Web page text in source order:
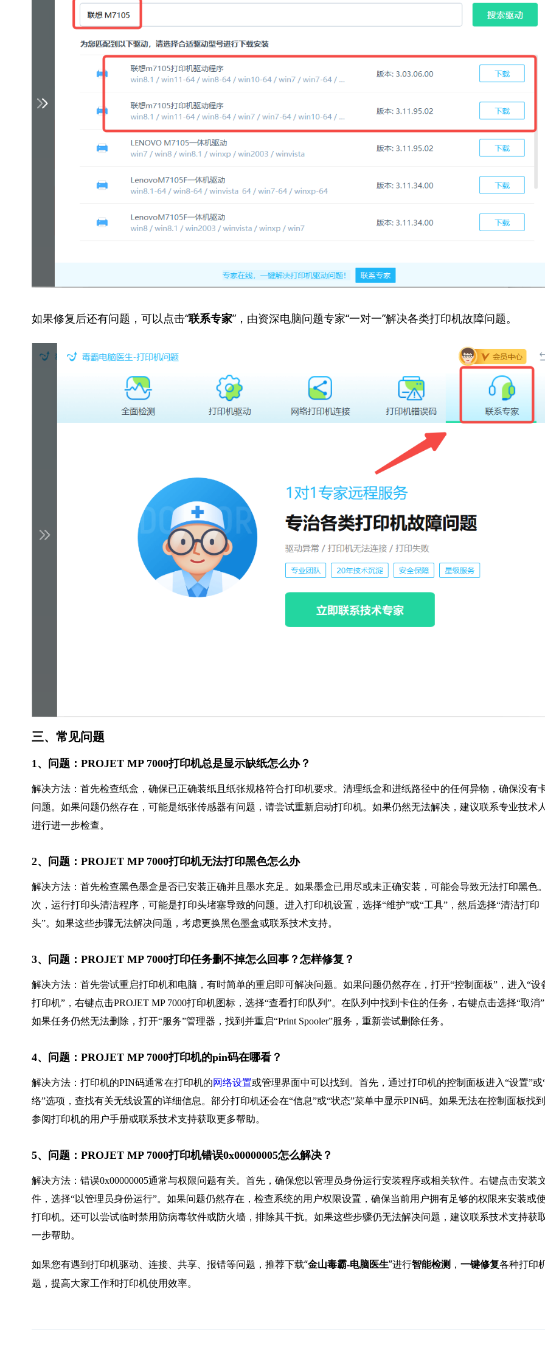
如果修复后还有问题，可以点击“联系专家”，由资深电脑问题专家“一对一”解决各类打印机故障问题。
三、常见问题
1、问题：PROJET MP 7000打印机总是显示缺纸怎么办？
解决方法：首先检查纸盒，确保已正确装纸且纸张规格符合打印机要求。清理纸盒和进纸路径中的任何异物，确保没有
问题。如果问题仍然存在，可能是纸张传感器有问题，请尝试重新启动打印机。如果仍然无法解决，建议联系专业技术
进行进一步检查。
2、问题：PROJET MP 7000打印机无法打印黑色怎么办
解决方法：首先检查黑色墨盒是否已安装正确并且墨水充足。如果墨盒已用尽或未正确安装，可能会导致无法打印黑色
次，运行打印头清洁程序，可能是打印头堵塞导致的问题。进入打印机设置，选择“维护”或“工具”，然后选择“清洁打印
头”。如果这些步骤无法解决问题，考虑更换黑色墨盒或联系技术支持。
3、问题：PROJET MP 7000打印任务删不掉怎么回事？怎样修复？
解决方法：首先尝试重启打印机和电脑，有时简单的重启即可解决问题。如果问题仍然存在，打开“控制面板”，进入“设
打印机”，右键点击PROJET MP 7000打印机图标，选择“查看打印队列”。在队列中找到卡住的任务，右键点击选择“取消
如果任务仍然无法删除，打开“服务”管理器，找到并重启“Print Spooler”服务，重新尝试删除任务。
4、问题：PROJET MP 7000打印机的pin码在哪看？
解决方法：打印机的PIN码通常在打印机的网络设置或管理界面中可以找到。首先，通过打印机的控制面板进入“设置”或
络”选项，查找有关无线设置的详细信息。部分打印机还会在“信息”或“状态”菜单中显示PIN码。如果无法在控制面板找
参阅打印机的用户手册或联系技术支持获取更多帮助。
5、问题：PROJET MP 7000打印机错误0x00000005怎么解决？
解决方法：错误0x00000005通常与权限问题有关。首先，确保您以管理员身份运行安装程序或相关软件。右键点击安装
件，选择“以管理员身份运行”。如果问题仍然存在，检查系统的用户权限设置，确保当前用户拥有足够的权限来安装或
打印机。还可以尝试临时禁用防病毒软件或防火墙，排除其干扰。如果这些步骤仍无法解决问题，建议联系技术支持获
一步帮助。
如果您有遇到打印机驱动、连接、共享、报错等问题，推荐下载“金山毒霸-电脑医生”进行智能检测 ， 一键修复各种打印
题，提高大家工作和打印机使用效率。